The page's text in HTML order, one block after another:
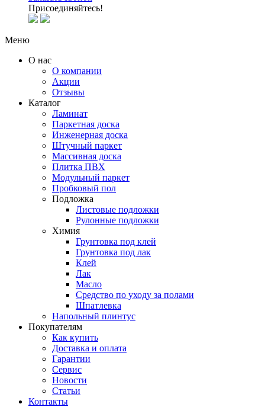
Присоединяйтесь!
Меню
О нас
О компании
Акции
Отзывы
Каталог
Ламинат
Паркетная доска
Инженерная доска
Штучный паркет
Массивная доска
Плитка ПВХ
Модульный паркет
Пробковый пол
Подложка
Листовые подложки
Рулонные подложки
Химия
Грунтовка под клей
Грунтовка под лак
Клей
Лак
Масло
Средство по уходу за полами
Шпатлевка
Напольный плинтус
Покупателям
Как купить
Доставка и оплата
Гарантии
Сервис
Новости
Статьи
Контакты